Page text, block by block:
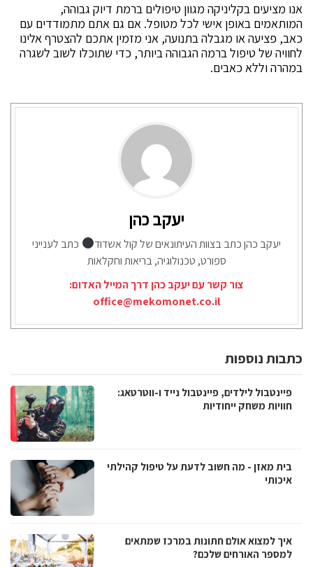
אנו מציעים בקליניקה מגוון טיפולים ברמת דיוק גבוהה,
המותאמים באופן אישי לכל מטופל. אם גם אתם מתמודדים עם
כאב, פציעה או מגבלה בתנועה, אני מזמין אתכם להצטרף אלינו
לחוויה של טיפול ברמה הגבוהה ביותר, כדי שתוכלו לשוב לשגרה
במהרה וללא כאבים.
יעקב כהן
יעקב כהן כתב בצוות העיתונאים של קול אשדוד
כתב לענייני
ספורט, טכנולוגיה, בריאות וחקלאות
צור קשר עם יעקב כהן דרך המייל האדום:
office@mekomonet.co.il
כתבות נוספות
פיינטבול לילדים, פיינטבול נייד ו-ווטרטאג:
חוויות משחק ייחודיות
בית מאזן - מה חשוב לדעת על טיפול קהילתי
איכותי
איך למצוא אולם חתונות במרכז שמתאים
למספר האורחים שלכם?